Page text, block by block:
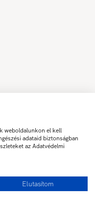
weboldalunkon el kell
adataid biztonságban
az Adatvédelmi
Elutasítom